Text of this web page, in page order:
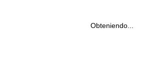
Obteniendo...